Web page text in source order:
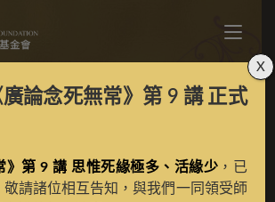
之怒黑金剛亥
蓮花空行母彩
廣論念死無常》第 9 講正式
》第 9 講 思惟死緣極多、活緣少 ，已
敬請諸位相互告知，與我們一同領受師
X